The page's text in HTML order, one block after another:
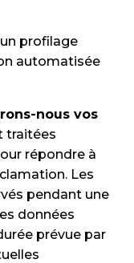
profilage
automatisée
nous vos
traitées
répondre à
Les
pendant une
données
prévue par